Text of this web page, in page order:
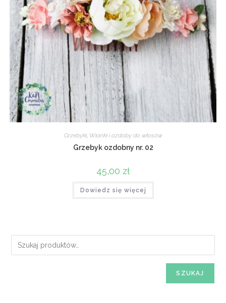
Grzebyki, Wianki i ozdoby do włosów
Grzebyk ozdobny nr. 02
45,00 zł
Dowiedz się więcej
SZUKAJ